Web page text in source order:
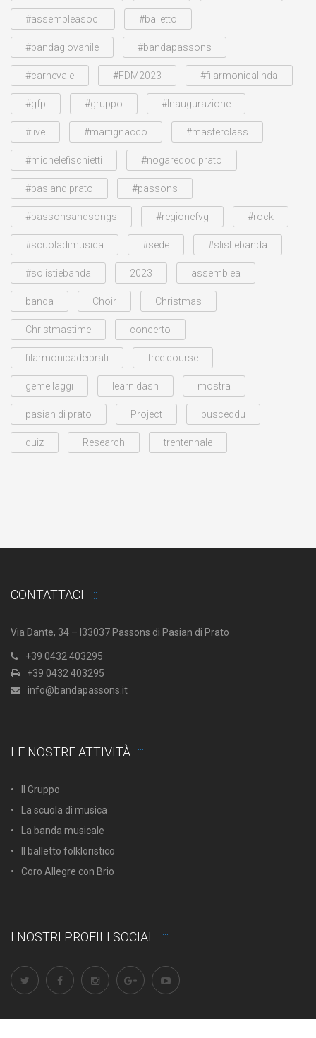
#assembleasoci #balletto
#bandagiovanile #bandapassons
#carnevale #FDM2023 #filarmonicalinda
#gfp #gruppo #Inaugurazione
#live #martignacco #masterclass
#michelefischietti #nogaredodiprato
#pasiandiprato #passons
#passonsandsongs #regionefvg #rock
#scuoladimusica #sede #slistiebanda
#solistiebanda 2023 assemblea
banda Choir Christmas
Christmastime concerto
filarmonicadeiprati free course
gemellaggi learn dash mostra
pasian di prato Project pusceddu
quiz Research trentennale
CONTATTACI
Via Dante, 34 – I33037 Passons di Pasian di Prato
+39 0432 403295
+39 0432 403295
info@bandapassons.it
LE NOSTRE ATTIVITÀ
Il Gruppo
La scuola di musica
La banda musicale
Il balletto folkloristico
Coro Allegre con Brio
I NOSTRI PROFILI SOCIAL